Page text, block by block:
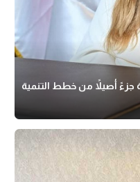
جزءً أصيلاً من خطط التنمية